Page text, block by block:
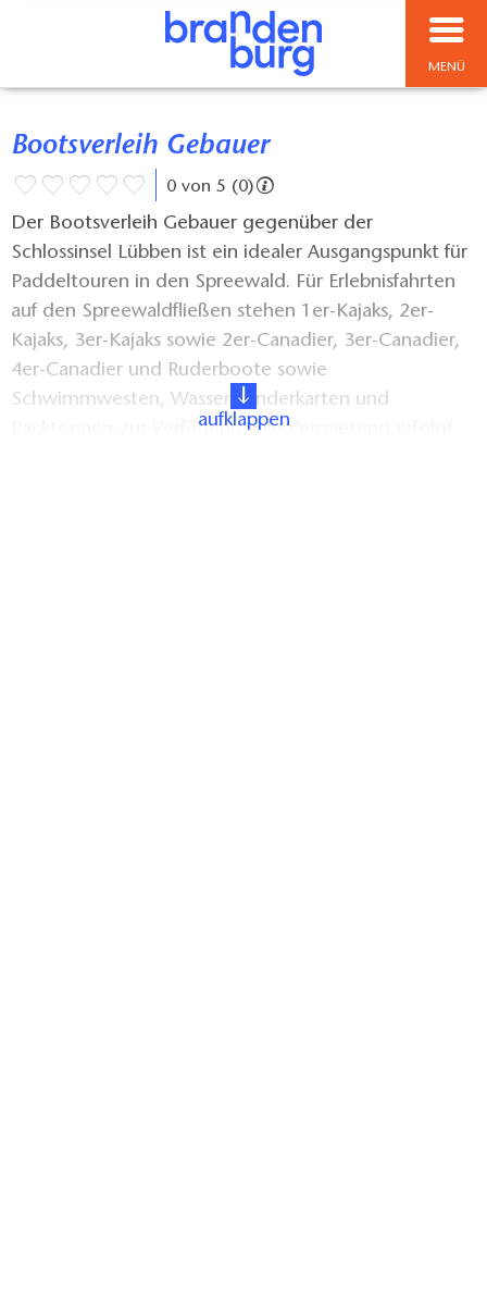
MENÜ
Bootsverleih Gebauer
0 von 5 (0)
Der Bootsverleih Gebauer gegenüber der
Schlossinsel Lübben ist ein idealer Ausgangspunkt für
Paddeltouren in den Spreewald. Für Erlebnisfahrten
auf den Spreewaldfließen stehen 1er-Kajaks, 2er-
Kajaks, 3er-Kajaks sowie 2er-Canadier, 3er-Canadier,
4er-Canadier und Ruderboote sowie
Schwimmwesten, Wasserwanderkarten und
Packtonnen zur Verfügung. Die Vermietung erfolgt
aufklappen